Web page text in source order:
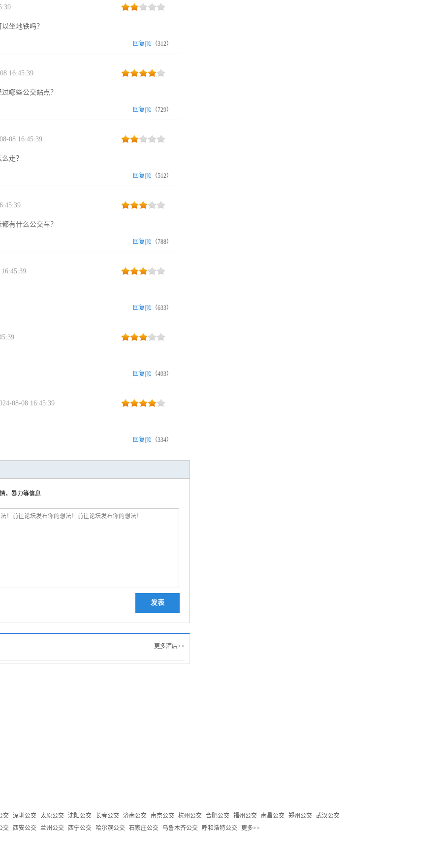
坐地铁吗？
回复 顶 （312）
16:45:39
哪些公交站点？
回复 顶 （729）
08 16:45:39
走？
回复 顶 （512）
有什么公交车？
回复 顶 （788）
16:45:39
回复 顶 （633）
回复 顶 （493）
08-08 16:45:39
回复 顶 （334）
，暴力等信息
发表
更多酒店>>
交 深圳公交 太原公交 沈阳公交 长春公交 济南公交 南京公交 杭州公交 合肥公交 福州公交 南昌公交 郑州公交 武汉公交
交 西安公交 兰州公交 西宁公交 哈尔滨公交 石家庄公交 乌鲁木齐公交 呼和浩特公交 更多>>